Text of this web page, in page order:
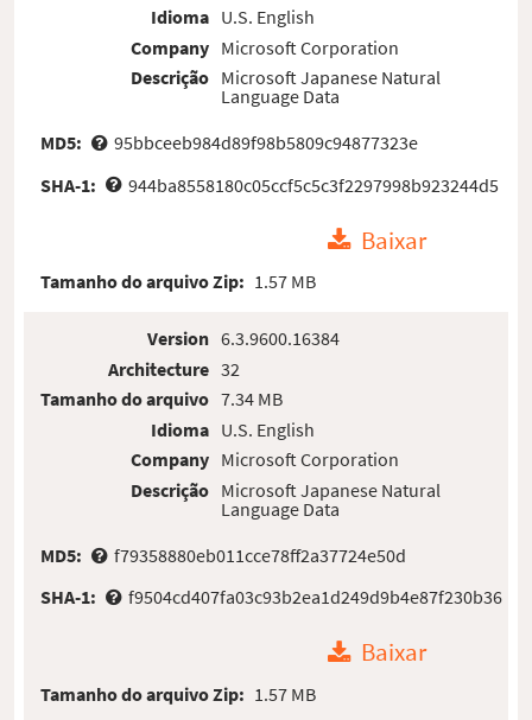
Idioma
Company
Descrição
U.S. English
Microsoft Corporation
Microsoft Japanese Natural
Language Data
MD5:
95bbceeb984d89f98b5809c94877323e
SHA-1:
944ba8558180c05ccf5c5c3f2297998b923244d5
Baixar
Tamanho do arquivo Zip: 1.57 MB
Version
Architecture
Tamanho do arquivo
Idioma
Company
Descrição
6.3.9600.16384
32
7.34 MB
U.S. English
Microsoft Corporation
Microsoft Japanese Natural
Language Data
MD5:
f79358880eb011cce78ff2a37724e50d
SHA-1:
f9504cd407fa03c93b2ea1d249d9b4e87f230b36
Baixar
Tamanho do arquivo Zip: 1.57 MB